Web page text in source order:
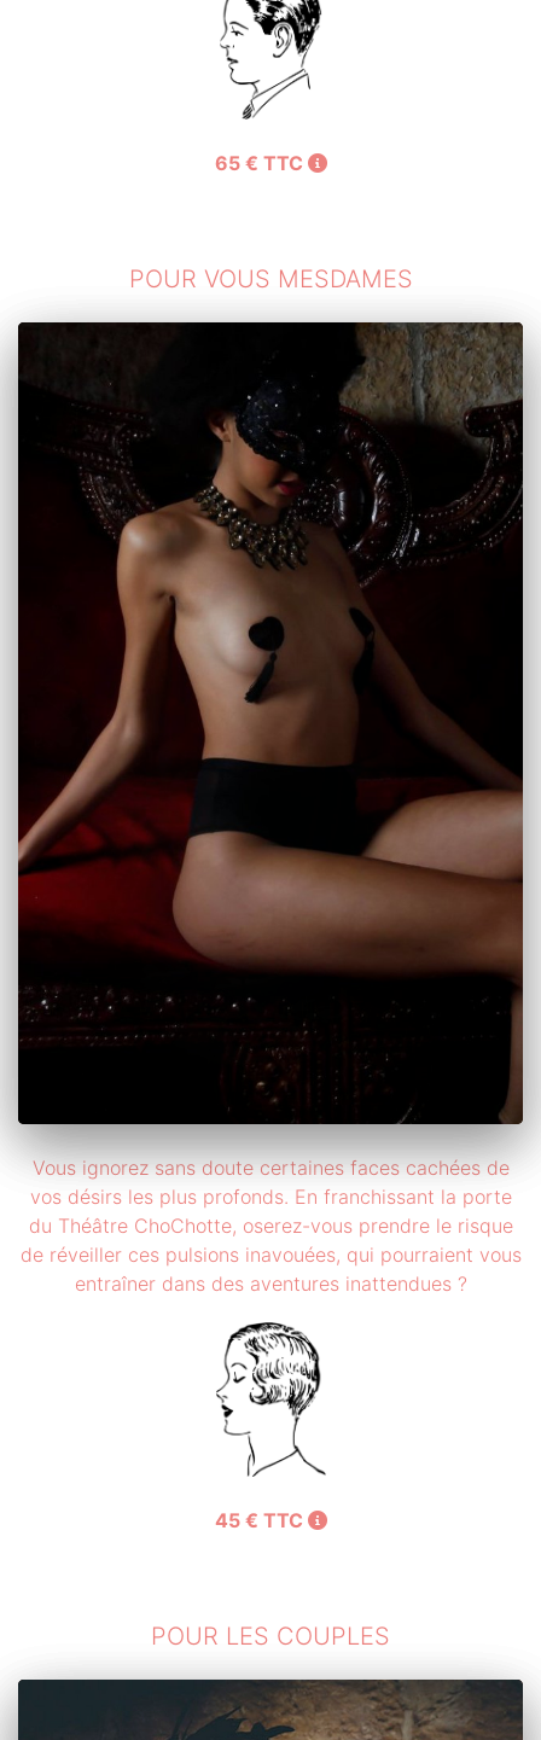
65 € TTC
POUR VOUS MESDAMES
Vous ignorez sans doute certaines faces cachées de
vos désirs les plus profonds. En franchissant la porte
du Théâtre ChoChotte, oserez-vous prendre le risque
de réveiller ces pulsions inavouées, qui pourraient vous
entraîner dans des aventures inattendues ?
45 € TTC
POUR LES COUPLES